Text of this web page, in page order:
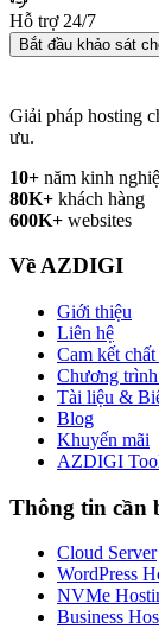
Hỗ trợ 24/7
Bắt đầu khảo sát
Giải pháp hosting
ưu.
10+ năm kinh
80K+ khách hàng
600K+ websites
Về AZDIGI
Giới thiệu
Liên hệ
Cam kết
Chương
Tài liệu &
Blog
Khuyến mãi
AZDIGI
Thông tin cần
Cloud Server
WordPress
NVMe
Business